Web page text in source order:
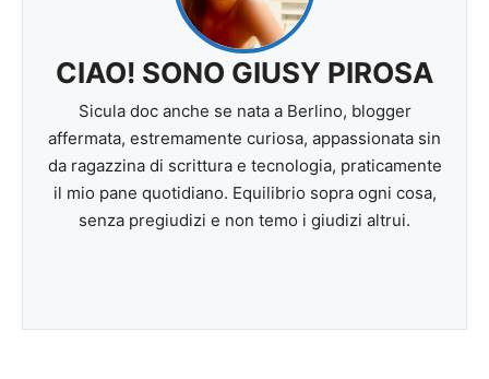
CIAO! SONO GIUSY PIROSA
Sicula doc anche se nata a Berlino, blogger
affermata, estremamente curiosa, appassionata sin
da ragazzina di scrittura e tecnologia, praticamente
il mio pane quotidiano. Equilibrio sopra ogni cosa,
senza pregiudizi e non temo i giudizi altrui.